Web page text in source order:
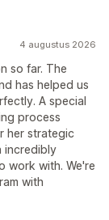
4 augustus 2026
so far. The
has helped us
A special
process
her strategic
incredibly
work with. We're
with